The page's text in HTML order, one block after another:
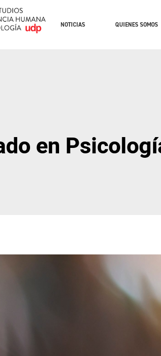
NOTICIAS QUIENES SOMOS
en